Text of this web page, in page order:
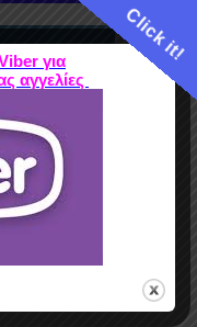
Click it!
για
αγγελίες